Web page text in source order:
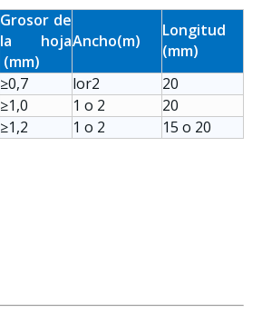
Grosor de
la hoja
(mm)
Ancho(m)
Longitud
(mm)
≥0,7 lor2
20
≥1,0 1 o 2
20
≥1,2 1 o 2 15 o 20